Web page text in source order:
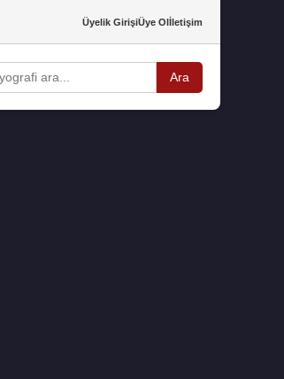
Üyelik GirişiÜye Olİletişim
Ara